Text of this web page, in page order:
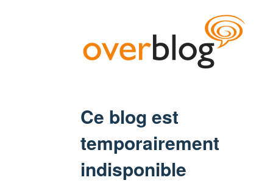
Ce blog est
temporairement
indisponible